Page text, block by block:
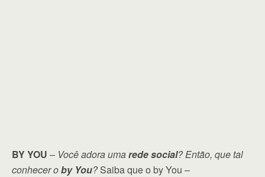
BY YOU – Você adora umarede social?Então, que tal
conhecer oby You?Saiba que o by You –